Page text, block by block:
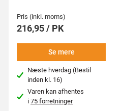
Pris (inkl. moms)
216,95 / PK
Se mere
Næste hverdag (Bestil
inden kl. 16)
Varen kan afhentes
i75 forretninger